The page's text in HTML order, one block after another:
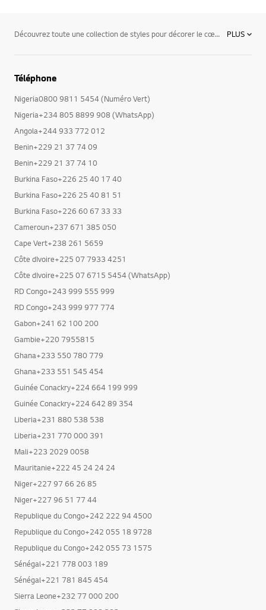
Nigeria0800 9811 5454 (Numéro Vert)
Nigeria+234 805 8899 908 (WhatsApp)
Angola+244 933 772 012
Benin+229 21 37 74 09
Benin+229 21 37 74 10
Burkina Faso+226 25 40 17 40
Burkina Faso+226 25 40 81 51
Burkina Faso+226 60 67 33 33
Cameroun+237 671 385 050
Cape Vert+238 261 5659
Côte dIvoire+225 07 7933 4251
Côte dIvoire+225 07 6715 5454 (WhatsApp)
RD Congo+243 999 555 999
RD Congo+243 999 977 774
Gabon+241 62 100 200
Gambie+220 7955815
Ghana+233 550 780 779
Ghana+233 551 545 454
Guinée Conackry+224 664 199 999
Guinée Conackry+224 642 89 354
Liberia+231 880 538 538
Liberia+231 770 000 391
Mali+223 2029 0058
Mauritanie+222 45 24 24 24
Niger+227 97 66 26 85
Niger+227 96 51 77 44
Republique du Congo+242 222 94 4500
Republique du Congo+242 055 18 9728
Republique du Congo+242 055 73 1575
Sénégal+221 778 003 189
Sénégal+221 781 845 454
Sierra Leone+232 77 000 200
Sierra Leone+232 77 000 203